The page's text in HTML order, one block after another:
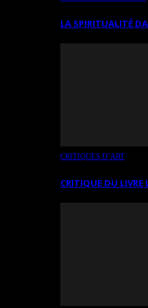
LA SPIRITUALITÉ
CRITIQUES D’ART
CRITIQUE DU LIVRE